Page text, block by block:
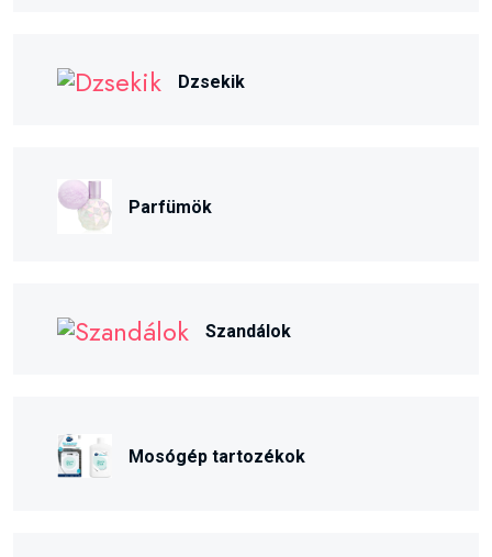
Dzsekik
Parfümök
Szandálok
Mosógép tartozékok